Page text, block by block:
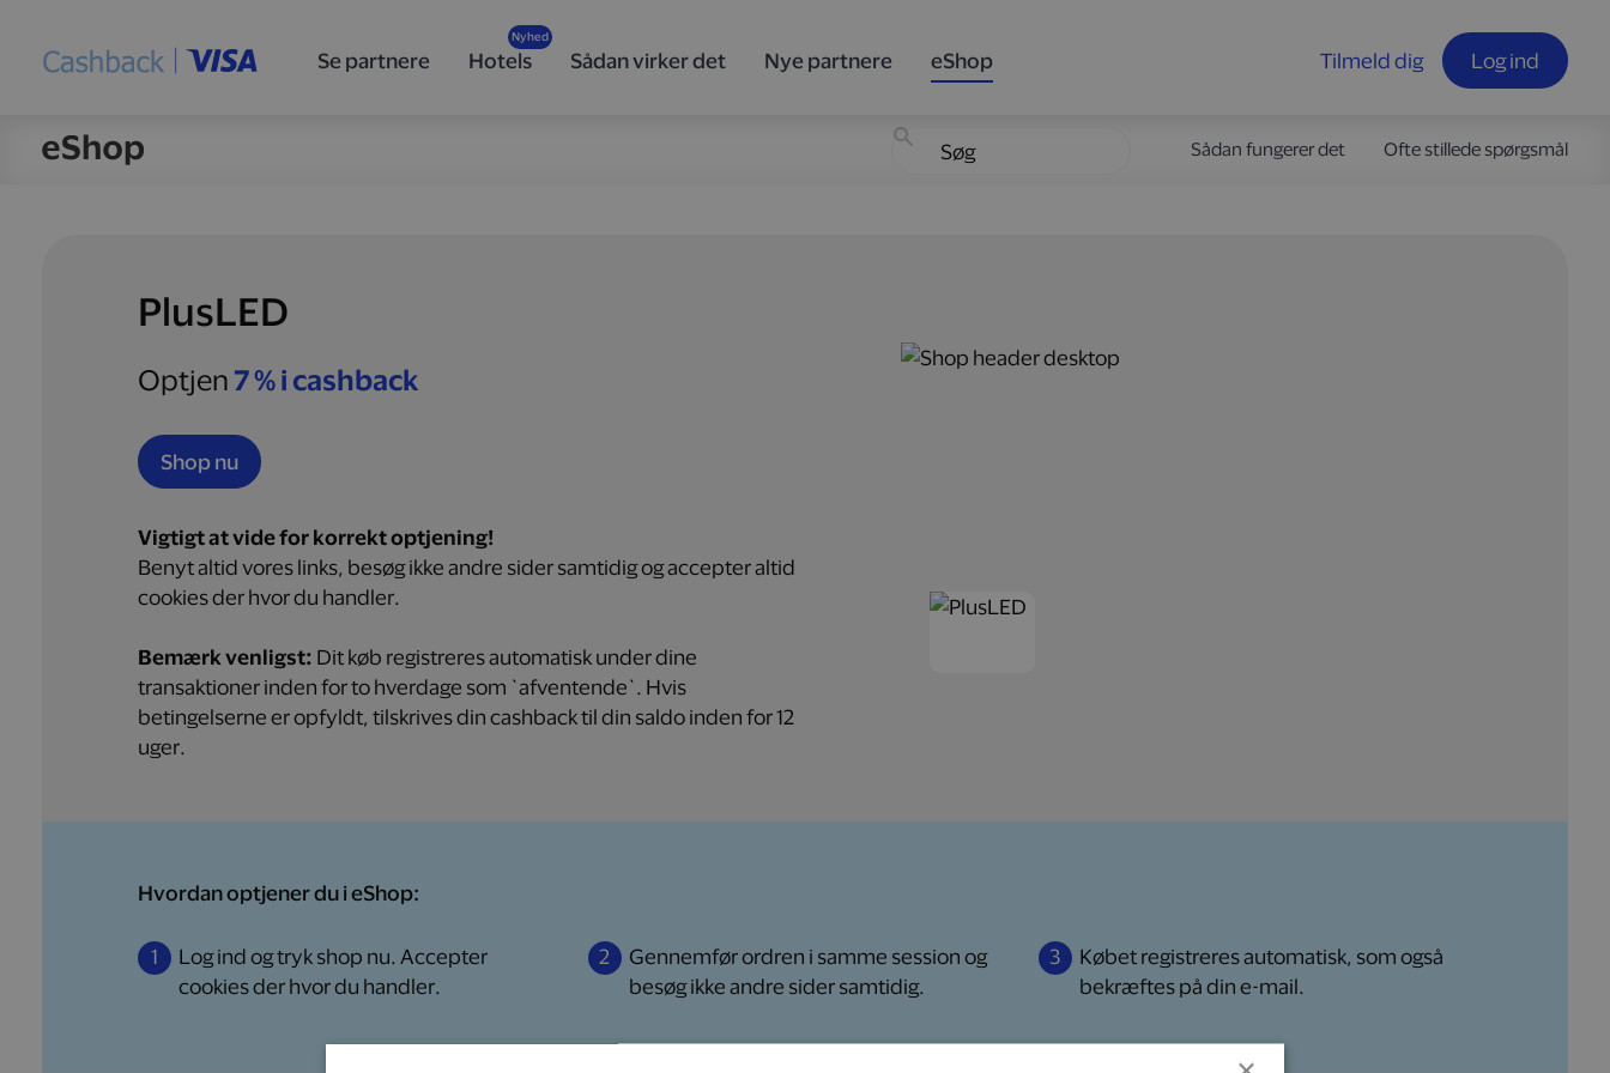
Se partnere Hotels Sådan virker det Nye partnere eShop Tilmeld dig Log ind
Sådan fungerer det Ofte stillede spørgsmål
PlusLED
Optjen 7 % i cashback
Shop nu
Vigtigt at vide for korrekt optjening!
Benyt altid vores links, besøg ikke andre sider samtidig og accepter altid
cookies der hvor du handler.
Bemærk venligst: Dit køb registreres automatisk under dine
transaktioner inden for to hverdage som `afventende`. Hvis
betingelserne er opfyldt, tilskrives din cashback til din saldo inden for 12
uger.
Hvordan optjener du i eShop:
1 Log ind og tryk shop nu. Accepter
cookies der hvor du handler.
2 Gennemfør ordren i samme session og
besøg ikke andre sider samtidig.
3 Købet registreresautomatisk, som også
bekræftes på din e-mail.